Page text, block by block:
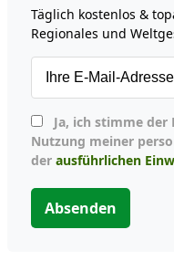
Täglich kostenlos &
Regionales und
Nutzung meiner
der ausführlichen
Absenden